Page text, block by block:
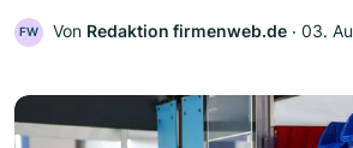
FW Von Redaktion firmenweb.de ‧ 03.